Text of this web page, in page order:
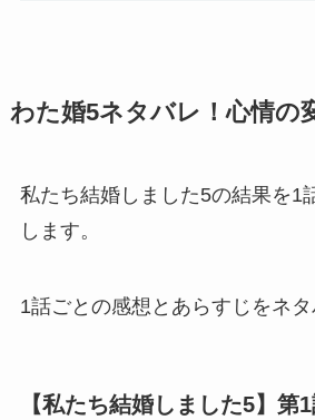
わた婚5ネタバレ！心情の
私たち結婚しました5の結果を1
します。
1話ごとの感想とあらすじをネタ
【私たち結婚しました5】第